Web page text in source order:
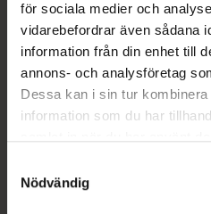
för sociala medier och
vidarebefordrar även sådana
information från din enhet till
annons- och analysföretag
Dessa kan i sin tur
information som du har
återkalla ditt samtycke via
cookieinställningar. Ett
Nödvändig
Beskrivning
04057601003172